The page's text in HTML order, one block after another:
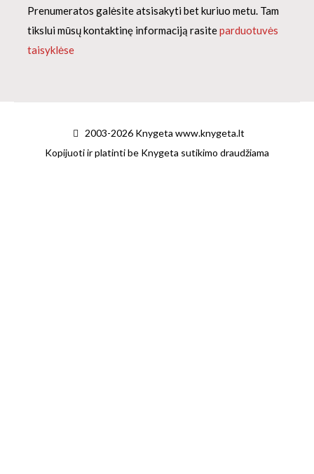
Prenumeratos galėsite atsisakyti bet kuriuo metu. Tam
tikslui mūsų kontaktinę informaciją rasiteparduotuvės
taisyklėse
2003-2026 Knygeta www.knygeta.lt
Kopijuoti ir platinti be Knygeta sutikimo draudžiama